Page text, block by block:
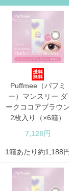
Puffmee（パフミ
ー）マンスリー ダ
ークココアブラウン
2枚入り（×6箱）
7,128円
1箱あたり約1,188円